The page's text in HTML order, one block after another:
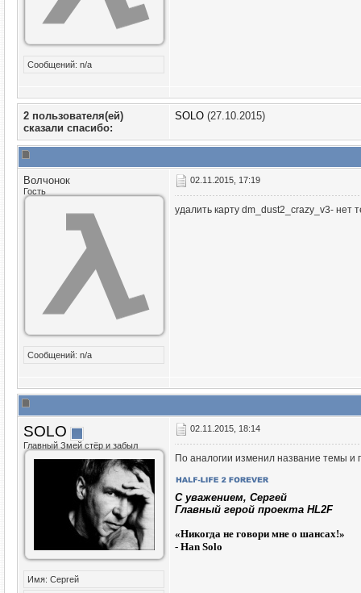
Сообщений: n/a
2 пользователя(ей)
сказали cпасибо:
SOLO (27.10.2015)
Волчонок
Гость
Сообщений: n/a
02.11.2015, 17:19
удалить карту dm_dust2_crazy_v3- нет
SOLO
Главный Змей стёр и забыл
Имя: Сергей
02.11.2015, 18:14
По аналогии изменил название темы и
C уважением, Сергей
Главный герой проекта HL2F
«Никогда не говори мне о шансах!»
- Han Solo